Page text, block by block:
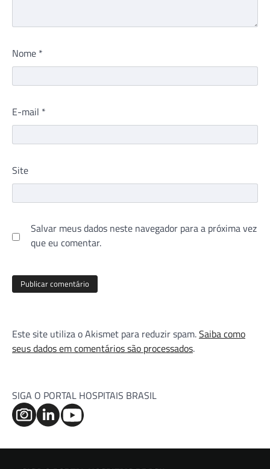
Nome *
E-mail *
Site
Salvar meus dados neste navegador para a próxima vez
que eu comentar.
Este site utiliza o Akismet para reduzir spam.Saiba como
seus dados em comentários são processados.
SIGA O PORTAL HOSPITAIS BRASIL